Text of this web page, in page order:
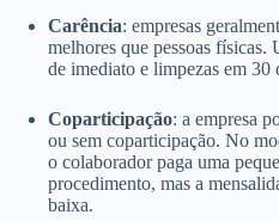
Carência: empresas
melhores que pessoas físicas.
de imediato e limpezas em 30
Coparticipação: a empresa
ou sem coparticipação. No
o colaborador paga uma
procedimento, mas a
baixa.